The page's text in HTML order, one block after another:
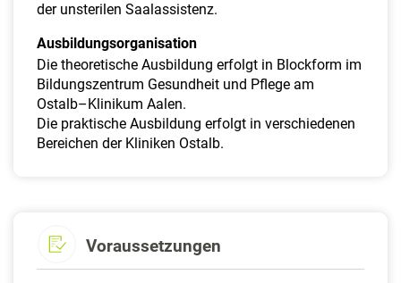
der unsterilen Saalassistenz.
Ausbildungsorganisation
Die theoretische Ausbildung erfolgt in Blockform im
Bildungszentrum Gesundheit und Pflege am
Ostalb–Klinikum Aalen.
Die praktische Ausbildung erfolgt in verschiedenen
Bereichen der Kliniken Ostalb.
Voraussetzungen